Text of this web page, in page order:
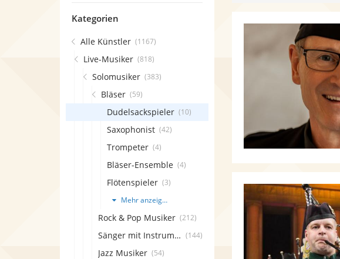
Kategorien
Alle Künstler (1167)
Live-Musiker (818)
Solomusiker (383)
Bläser (59)
Dudelsackspieler (10)
Saxophonist (42)
Trompeter (4)
Bläser-Ensemble (4)
Flötenspieler (3)
Mehr anzeigen
Rock & Pop Musiker (212)
Sänger mit Instrument (144)
Jazz Musiker (54)